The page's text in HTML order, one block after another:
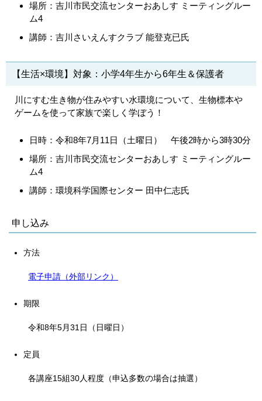
場所：吉川市民交流センターおあしす ミーティングルー
ム4
講師：吉川さいえんすクラブ 能登克已氏
【生活×環境】対象：小学4年生から6年生＆保護者
川にすむ生き物が住みやすい水環境について、生物標本や
ゲームを使って家族で楽しく学ぼう！
日時：令和8年7月11日（土曜日） 午後2時から3時30分
場所：吉川市民交流センターおあしす ミーティングルー
ム4
講師：環境科学国際センター 田中仁志氏
申し込み
方法
電子申請（外部リンク）
期限
令和8年5月31日（日曜日）
定員
各講座15組30人程度（申込多数の場合は抽選）